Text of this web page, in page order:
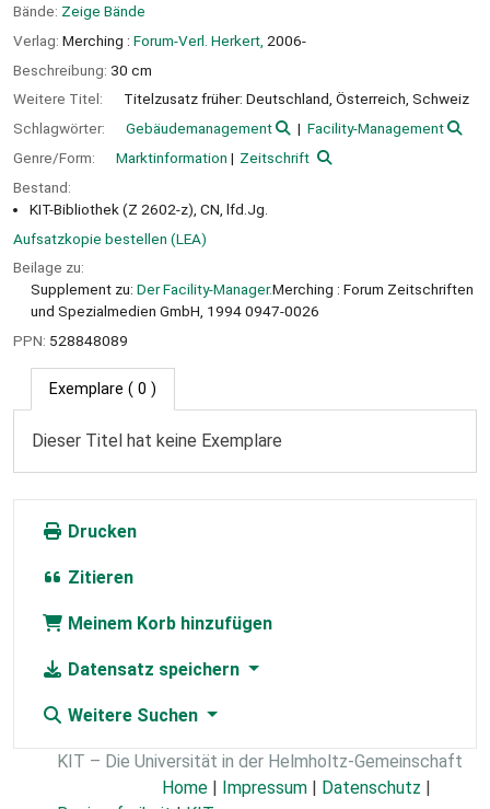
Bände: Zeige Bände
Verlag: Merching : Forum-Verl. Herkert, 2006-
Beschreibung: 30 cm
Weitere Titel:
Titelzusatz früher: Deutschland, Österreich, Schweiz
Schlagwörter:
Gebäudemanagement
Facility-Management
Genre/Form:
Marktinformation
Zeitschrift
Bestand:
KIT-Bibliothek (Z 2602-z), CN, lfd.Jg.
Aufsatzkopie bestellen (LEA)
Beilage zu:
Supplement zu: Der Facility-Manager.Merching : Forum Zeitschriften
und Spezialmedien GmbH, 1994 0947-0026
PPN: 528848089
Exemplare ( 0 )
Dieser Titel hat keine Exemplare
Drucken
Zitieren
Meinem Korb hinzufügen
Datensatz speichern
Weitere Suchen
KIT – Die Universität in der Helmholtz-Gemeinschaft
Home | Impressum | Datenschutz |